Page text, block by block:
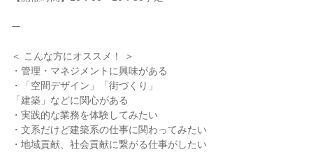
ー
＜ こんな方にオススメ！ ＞
・管理・マネジメントに興味がある
・「空間デザイン」「街づくり」
「建築」などに関心がある
・実践的な業務を体験してみたい
・文系だけど建築系の仕事に関わってみたい
・地域貢献、社会貢献に繋がる仕事がしたい